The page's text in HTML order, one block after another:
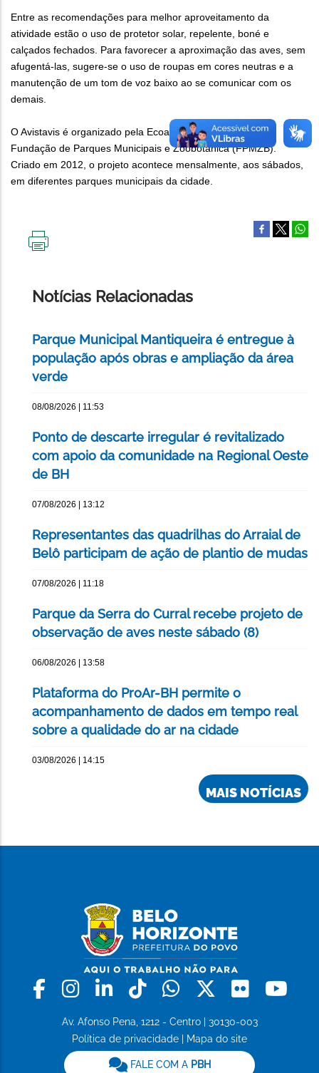
Entre as recomendações para melhor aproveitamento da
atividade estão o uso de protetor solar, repelente, boné e
calçados fechados. Para favorecer a aproximação das aves, sem
afugentá-las, sugere-se o uso de roupas em cores neutras e a
manutenção de um tom de voz baixo ao se comunicar com os
demais.
O Avistavis é organizado pela Ecoavis em parceria com a
Fundação de Parques Municipais e Zoobotânica (FPMZB).
Criado em 2012, o projeto acontece mensalmente, aos sábados,
em diferentes parques municipais da cidade.
Notícias Relacionadas
Parque Municipal Mantiqueira é entregue à
população após obras e ampliação da área
verde
08/08/2026 | 11:53
Ponto de descarte irregular é revitalizado
com apoio da comunidade na Regional Oeste
de BH
07/08/2026 | 13:12
Representantes das quadrilhas do Arraial de
Belô participam de ação de plantio de mudas
07/08/2026 | 11:18
Parque da Serra do Curral recebe projeto de
observação de aves neste sábado (8)
06/08/2026 | 13:58
Plataforma do ProAr-BH permite o
acompanhamento de dados em tempo real
sobre a qualidade do ar na cidade
03/08/2026 | 14:15
MAIS NOTÍCIAS
Facebook
Instagram
LinkedinTiktokWhatsapp
X Flickr
Av. Afonso Pena, 1212 - Centro | 30130-003
Política de privacidade
Mapa do site
FALE COM A PBH